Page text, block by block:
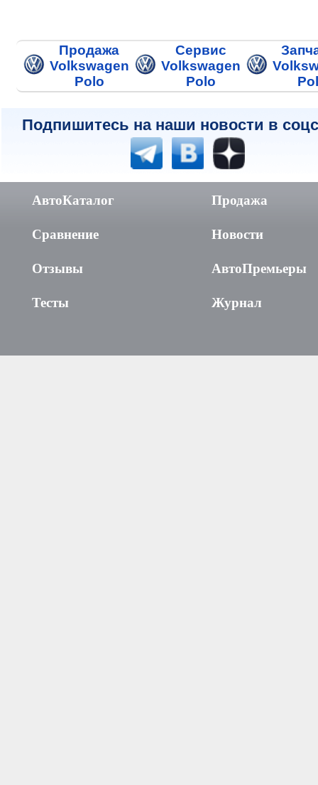
Продажа
Volkswagen
Polo
Сервис
Volkswagen
Polo
Подпишитесь на наши новости в
АвтоКаталог
Сравнение
Отзывы
Тесты
Продажа
Новости
АвтоПремьеры
Журнал